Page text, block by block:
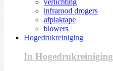
infrarood drogers
afplaktape
blowers
Hogedrukreiniging
In Hogedrukreiniging